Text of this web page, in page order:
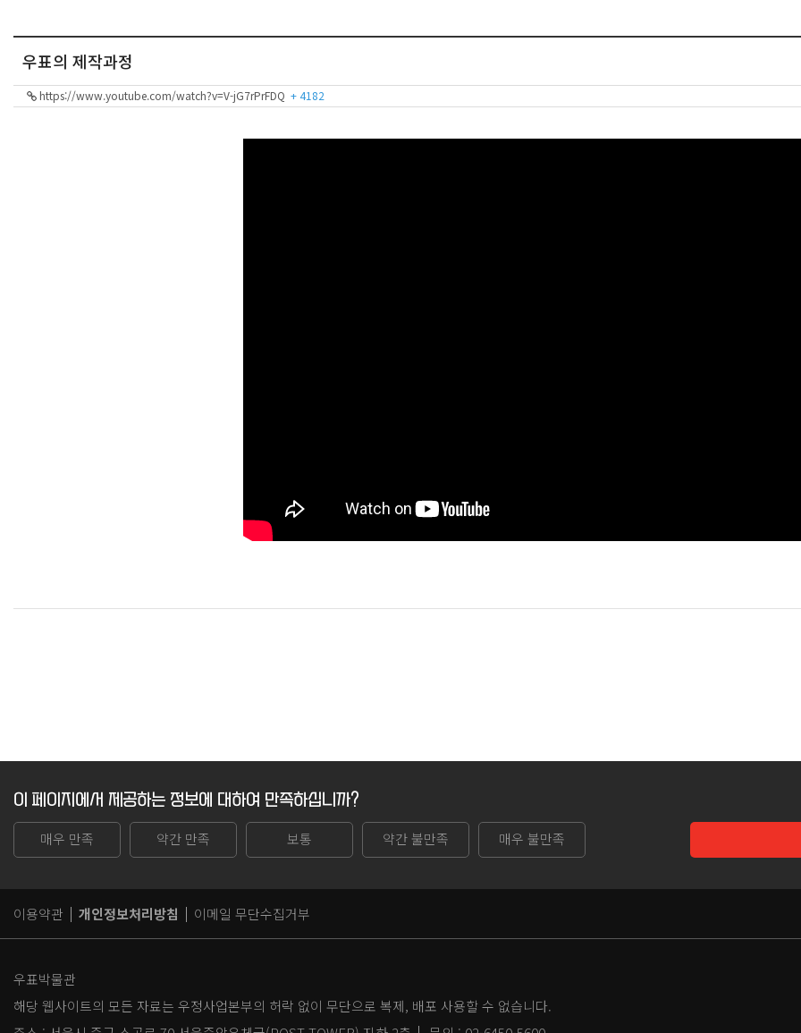
우표의 제작과정
https://www.youtube.com/watch?v=V-jG7rPrFDQ + 4182
이 페이지에서 제공하는 정보에 대하여 만족하십니까?
매우 만족 약간 만족 보통 약간 불만족 매우 불만족
이용약관 개인정보처리방침 이메일 무단수집거부
우표박물관
해당 웹사이트의 모든 자료는 우정사업본부의 허락 없이 무단으로 복제, 배포 사용할 수 없습니다.